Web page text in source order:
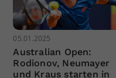
05.01.2025
Australian Open:
Rodionov, Neumayer
und Kraus starten in